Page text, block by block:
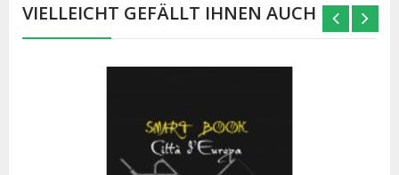
VIELLEICHT GEFÄLLT IHNEN AUCH